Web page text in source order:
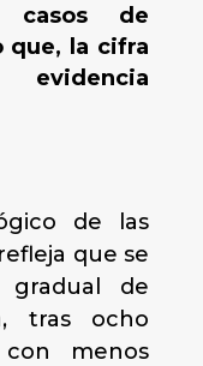
de
que, la cifra
de las
que se
gradual de
tras ocho
con menos